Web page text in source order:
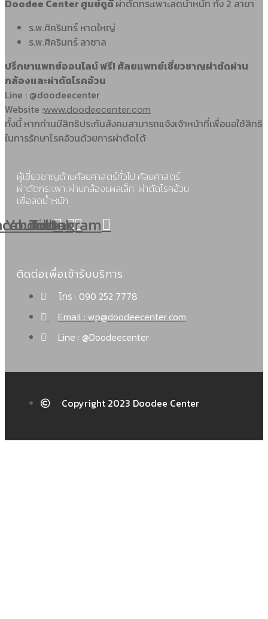
Doodee Center ศูนย์ดูดีผ่าตัดกระเพาะลดน้ำหนัก ทั้ง 2 สาขา
ร.พ.ศิครินทร์ หาดใหญ่
ร.พ.ศิครินทร์ ลาซาล
ปรึกษาแพทย์ออนไลน์ ฟรี! ศัลยแพทย์เชี่ยวชาญผ่าตัดผ่าน
กล้องและผ่าตัดโรคอ้วน
Line : @doodeecenter
Website :www.doodeecenter.com
ทั้งนี้ หากท่านมีสิทธิประกันสังคมสามารถแจ้งเจ้าหน้าที่เพื่อขอใช้สิทธิ
ในการรักษาโรคอ้วนด้วยการผ่าตัดได้
ผู้เชี่ยวชาญด้านศัลยศาสตร์ทั่วไป ศัลยศาสตร์
ผ่าตัดกระเพาะผ่านกล้องแผลเล็ก, ผ่าตัดโรคอ้วน
เพื่อลดน้ำหนัก
Youtube
Tiktok
Instagram
ติดต่อเพื่อเข้ารับบริการ
โทร : 090 252 7778
Email : wp@doodeecenter.com
Line : @Doodeecenter
Copyright 2023 Doodee Center